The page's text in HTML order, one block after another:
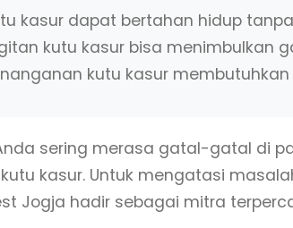
kasur dapat bertahan hidup
kutu kasur bisa menimbulkan
kutu kasur
sering merasa gatal-gatal di
kasur. Untuk mengatasi
Jogja hadir sebagai mitra